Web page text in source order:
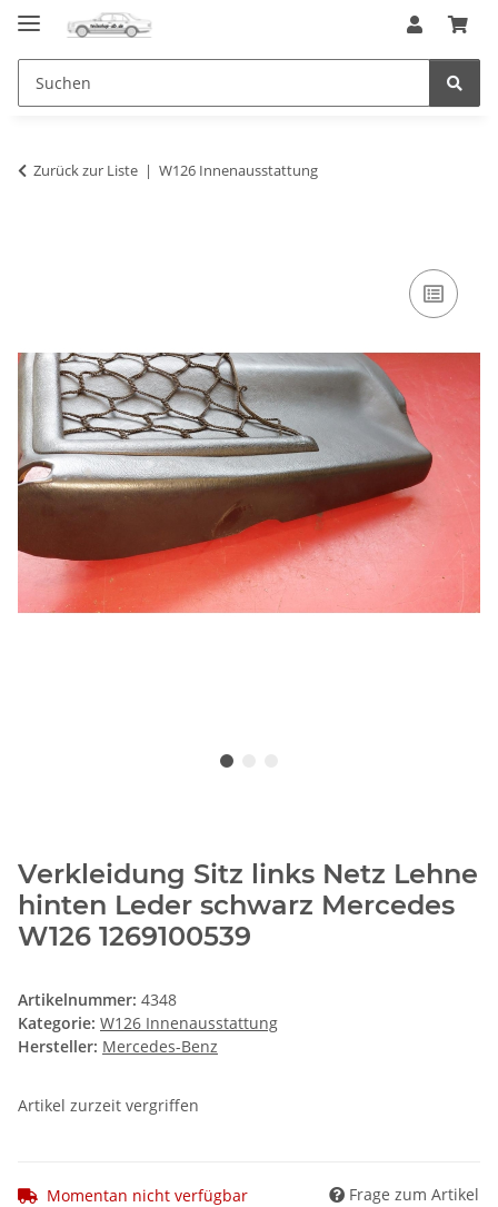
Zurück zur Liste W126 Innenausstattung
Verkleidung Sitz links Netz Lehne
hinten Leder schwarz Mercedes
W126 1269100539
Artikelnummer: 4348
Kategorie: W126 Innenausstattung
Hersteller: Mercedes-Benz
Artikel zurzeit vergriffen
Momentan nicht verfügbar Frage zum Artikel